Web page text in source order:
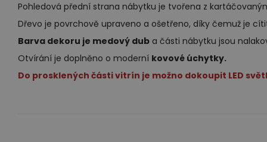
Pohledová přední strana nábytku je tvořena z
Dřevo je povrchově upraveno a ošetřeno, díky čemuž je
Barva dekoru je medový dub a části nábytku jsou
Otvírání je doplněno o moderní kovové úchytky.
Do prosklených části vitrín je možno dokoupit LED